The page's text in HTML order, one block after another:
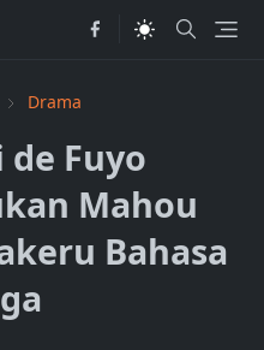
Drama
Fuyo
Mahou
Bahasa